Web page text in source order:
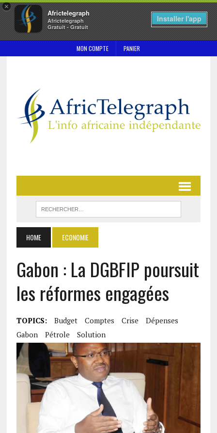
×
Africtelegraph
Africtelegraph
Gratuit - Gratuit
Installer l'app
MON COMPTE PANIER
HOME ECONOMIE
Gabon : La DGBFIP poursuit
les réformes engagées
TOPICS: Budget Comptes Crise
Dépenses
Gabon
Pétrole Solution